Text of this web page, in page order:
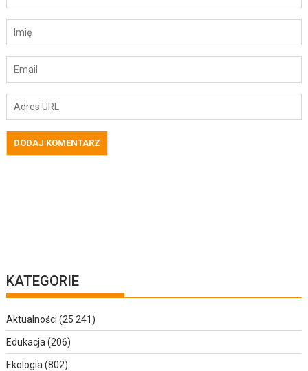
KATEGORIE
Aktualności (25 241)
Edukacja (206)
Ekologia (802)